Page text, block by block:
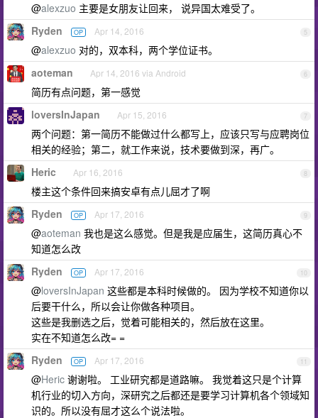
@alexzuo 主要是女朋友让回来， 说异国太难受了。
5
Ryden OP Apr 14, 2016
@alexzuo 对的，双本科，两个学位证书。
6
aoteman Apr 14, 2016 via Android
简历有点问题，第一感觉
7
loversInJapan Apr 15, 2016
两个问题：第一简历不能做过什么都写上，应该只写与应聘岗位
相关的经验；第二，就工作来说，技术要做到深，再广。
8
Heric Apr 16, 2016
楼主这个条件回来搞安卓有点儿屈才了啊
9
Ryden OP Apr 17, 2016
@aoteman 我也是这么感觉。但是我是应届生，这简历真心不
知道怎么改
10
Ryden OP Apr 17, 2016
@loversInJapan 这些都是本科时候做的。 因为学校不知道你以
后要干什么，所以会让你做各种项目。
这些是我删选之后，觉着可能相关的，然后放在这里。
实在不知道怎么改= =
11
Ryden OP Apr 17, 2016
@Heric 谢谢啦。 工业研究都是道路嘛。 我觉着这只是个计算
机行业的切入方向，深研究之后都还是要学习计算机各个领域知
识的。所以没有屈才这么个说法啦。